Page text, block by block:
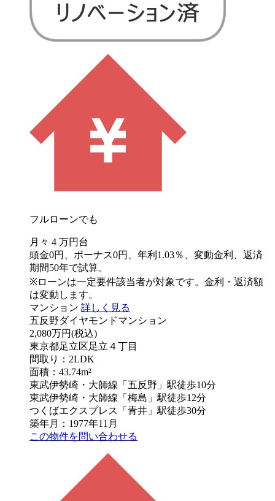
フルローンでも
月々 4 万円台
頭金0円、ボーナス0円、年利1.03％、変動金利、返済
期間50年で試算。
※ローンは一定要件該当者が対象です。金利・返済額
は変動します。
マンション 詳しく見る
五反野ダイヤモンドマンション
2,080万円(税込)
東京都足立区足立４丁目
間取り：2LDK
面積：43.74m²
東武伊勢崎・大師線「五反野」駅徒歩10分
東武伊勢崎・大師線「梅島」駅徒歩12分
つくばエクスプレス「青井」駅徒歩30分
築年月：1977年11月
この物件を問い合わせる